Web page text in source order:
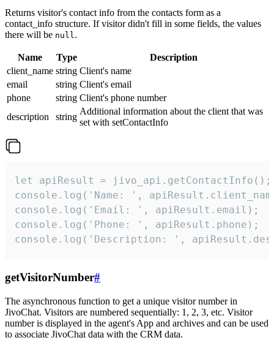
Returns visitor's contact info from the contacts form as a
contact_info structure. If visitor didn't fill in some fields, the values
there will be null.
Name Type
Description
client_name string Client's name
email
string Client's email
phone
string Client's phone number
description
string
Additional information about the client that was
set with setContactInfo
let apiResult = jivo_api.getContactInfo();
console.log('Name: ',
console.log('Email: ', apiResult.email);
console.log('Phone: ', apiResult.phone);
console.log('Description: ',
getVisitorNumber#
The asynchronous function to get a unique visitor number in
JivoChat. Visitors are numbered sequentially: 1, 2, 3, etc. Visitor
number is displayed in the agent's App and archives and can be used
to associate JivoChat data with the CRM data.